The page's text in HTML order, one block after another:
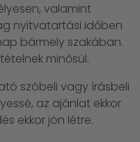
valamint
nyitvatartási időben
bármely szakában.
minősül.
szóbeli vagy írásbeli
az ajánlat ekkor
ekkor jön létre.